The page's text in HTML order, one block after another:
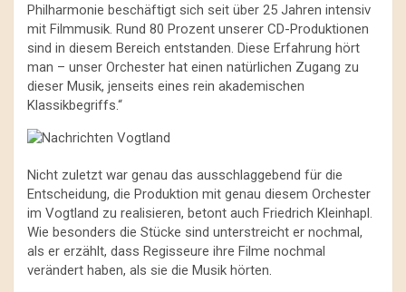
Philharmonie beschäftigt sich seit über 25 Jahren intensiv
mit Filmmusik. Rund 80 Prozent unserer CD-Produktionen
sind in diesem Bereich entstanden. Diese Erfahrung hört
man – unser Orchester hat einen natürlichen Zugang zu
dieser Musik, jenseits eines rein akademischen
Klassikbegriffs.“
Nicht zuletzt war genau das ausschlaggebend für die
Entscheidung, die Produktion mit genau diesem Orchester
im Vogtland zu realisieren, betont auch Friedrich Kleinhapl.
Wie besonders die Stücke sind unterstreicht er nochmal,
als er erzählt, dass Regisseure ihre Filme nochmal
verändert haben, als sie die Musik hörten.